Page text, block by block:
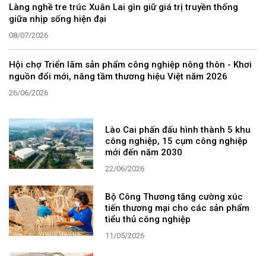
Làng nghề tre trúc Xuân Lai gìn giữ giá trị truyền thống
giữa nhịp sống hiện đại
08/07/2026
Hội chợ Triển lãm sản phẩm công nghiệp nông thôn - Khơi
nguồn đổi mới, nâng tầm thương hiệu Việt năm 2026
26/06/2026
Lào Cai phấn đấu hình thành 5 khu
công nghiệp, 15 cụm công nghiệp
mới đến năm 2030
22/06/2026
Bộ Công Thương tăng cường xúc
tiến thương mại cho các sản phẩm
tiểu thủ công nghiệp
11/05/2026